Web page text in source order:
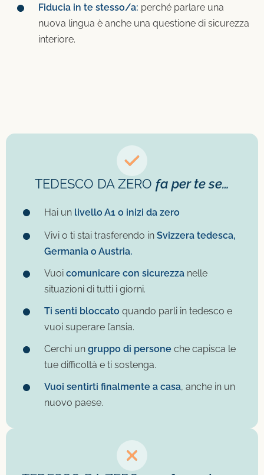
Fiducia in te stesso/a: perché parlare una
nuova lingua è anche una questione di sicurezza
interiore.
TEDESCO DA ZERO fa per te se…
Hai un livello A1 o inizi da zero
Vivi o ti stai trasferendo in Svizzera tedesca,
Germania o Austria.
Vuoi comunicare con sicurezza nelle
situazioni di tutti i giorni.
Ti senti bloccato quando parli in tedesco e
vuoi superare l’ansia.
Cerchi un gruppo di persone che capisca le
tue difficoltà e ti sostenga.
Vuoi sentirti finalmente a casa, anche in un
nuovo paese.